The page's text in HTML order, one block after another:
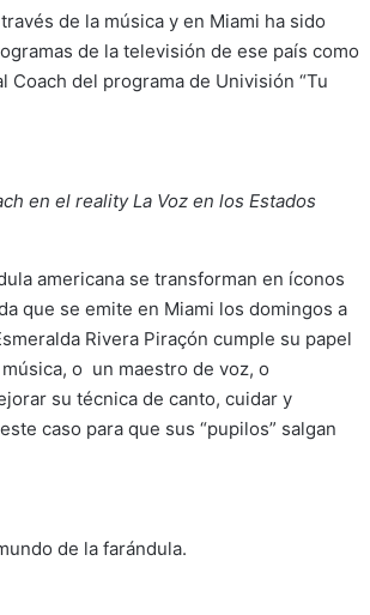
de la música y en Miami ha sido
de la televisión de ese país como
Coach del programa de Univisión “Tu
en el reality La Voz en los Estados
americana se transforman en íconos
que se emite en Miami los domingos a
Rivera Piraçón cumple su papel
o un maestro de voz, o
su técnica de canto, cuidar y
caso para que sus “pupilos” salgan
de la farándula.